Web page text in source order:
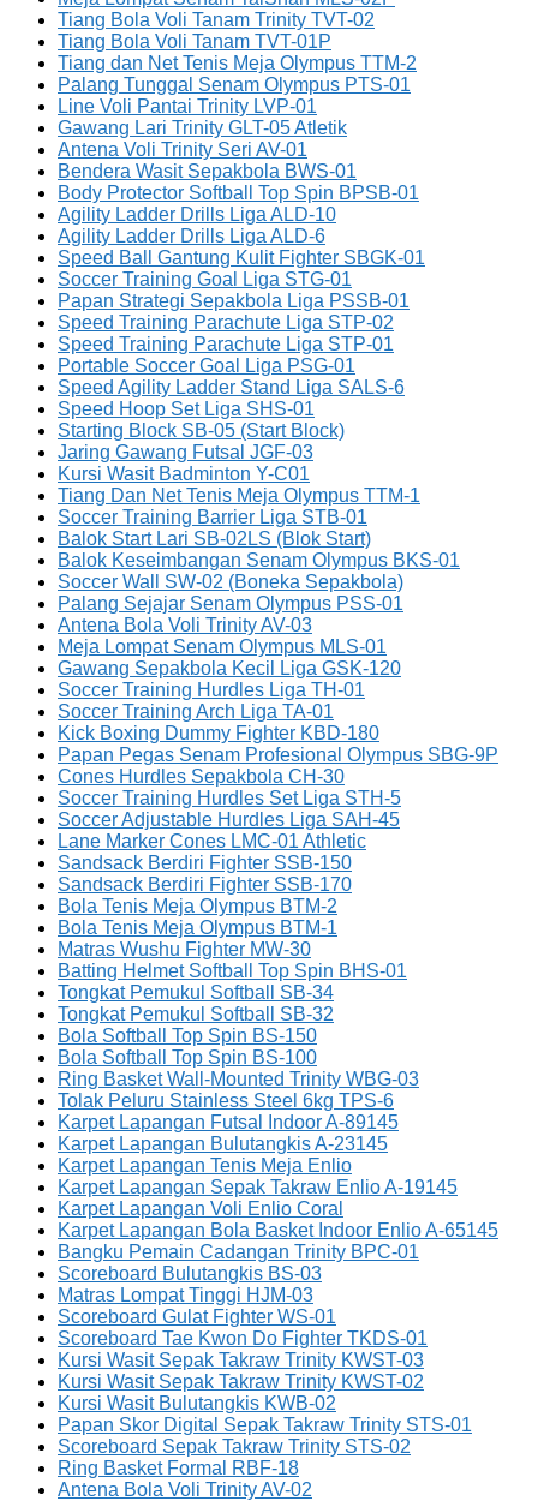
Tiang Bola Voli Tanam Trinity TVT-02
Tiang Bola Voli Tanam TVT-01P
Tiang dan Net Tenis Meja Olympus TTM-2
Palang Tunggal Senam Olympus PTS-01
Line Voli Pantai Trinity LVP-01
Gawang Lari Trinity GLT-05 Atletik
Antena Voli Trinity Seri AV-01
Bendera Wasit Sepakbola BWS-01
Body Protector Softball Top Spin BPSB-01
Agility Ladder Drills Liga ALD-10
Agility Ladder Drills Liga ALD-6
Speed Ball Gantung Kulit Fighter SBGK-01
Soccer Training Goal Liga STG-01
Papan Strategi Sepakbola Liga PSSB-01
Speed Training Parachute Liga STP-02
Speed Training Parachute Liga STP-01
Portable Soccer Goal Liga PSG-01
Speed Agility Ladder Stand Liga SALS-6
Speed Hoop Set Liga SHS-01
Starting Block SB-05 (Start Block)
Jaring Gawang Futsal JGF-03
Kursi Wasit Badminton Y-C01
Tiang Dan Net Tenis Meja Olympus TTM-1
Soccer Training Barrier Liga STB-01
Balok Start Lari SB-02LS (Blok Start)
Balok Keseimbangan Senam Olympus BKS-01
Soccer Wall SW-02 (Boneka Sepakbola)
Palang Sejajar Senam Olympus PSS-01
Antena Bola Voli Trinity AV-03
Meja Lompat Senam Olympus MLS-01
Gawang Sepakbola Kecil Liga GSK-120
Soccer Training Hurdles Liga TH-01
Soccer Training Arch Liga TA-01
Kick Boxing Dummy Fighter KBD-180
Papan Pegas Senam Profesional Olympus SBG-9P
Cones Hurdles Sepakbola CH-30
Soccer Training Hurdles Set Liga STH-5
Soccer Adjustable Hurdles Liga SAH-45
Lane Marker Cones LMC-01 Athletic
Sandsack Berdiri Fighter SSB-150
Sandsack Berdiri Fighter SSB-170
Bola Tenis Meja Olympus BTM-2
Bola Tenis Meja Olympus BTM-1
Matras Wushu Fighter MW-30
Batting Helmet Softball Top Spin BHS-01
Tongkat Pemukul Softball SB-34
Tongkat Pemukul Softball SB-32
Bola Softball Top Spin BS-150
Bola Softball Top Spin BS-100
Ring Basket Wall-Mounted Trinity WBG-03
Tolak Peluru Stainless Steel 6kg TPS-6
Karpet Lapangan Futsal Indoor A-89145
Karpet Lapangan Bulutangkis A-23145
Karpet Lapangan Tenis Meja Enlio
Karpet Lapangan Sepak Takraw Enlio A-19145
Karpet Lapangan Voli Enlio Coral
Karpet Lapangan Bola Basket Indoor Enlio A-65145
Bangku Pemain Cadangan Trinity BPC-01
Scoreboard Bulutangkis BS-03
Matras Lompat Tinggi HJM-03
Scoreboard Gulat Fighter WS-01
Scoreboard Tae Kwon Do Fighter TKDS-01
Kursi Wasit Sepak Takraw Trinity KWST-03
Kursi Wasit Sepak Takraw Trinity KWST-02
Kursi Wasit Bulutangkis KWB-02
Papan Skor Digital Sepak Takraw Trinity STS-01
Scoreboard Sepak Takraw Trinity STS-02
Ring Basket Formal RBF-18
Antena Bola Voli Trinity AV-02